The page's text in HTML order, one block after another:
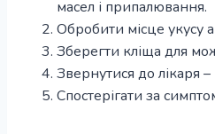
масел і припалювання.
Обробити місце укусу
Зберегти кліща для
Звернутися до лікаря
Спостерігати за